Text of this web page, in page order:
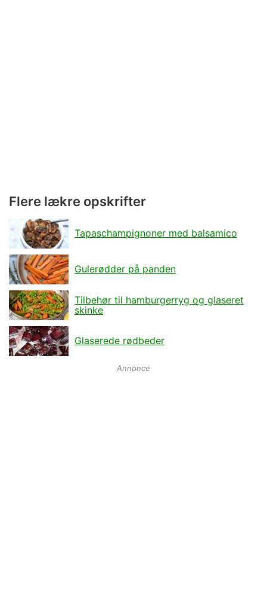
Flere lækre opskrifter
Tapaschampignoner med balsamico
Gulerødder på panden
Tilbehør til hamburgerryg og glaseret
skinke
Glaserede rødbeder
Annonce